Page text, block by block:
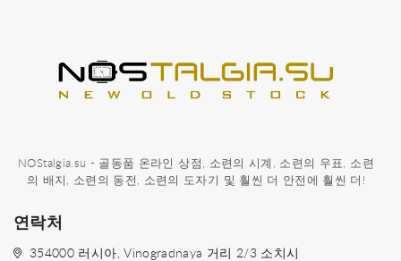
NOStalgia.su - 골동품 온라인 상점, 소련의 시계, 소련의 우표, 소련
의 배지, 소련의 동전, 소련의 도자기 및 훨씬 더 안전에 훨씬 더!
연락처
354000 러시아, Vinogradnaya 거리 2/3 소치시